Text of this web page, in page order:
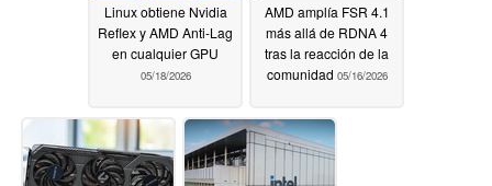
Linux obtiene Nvidia
Reflex y AMD Anti-Lag
en cualquier GPU
05/18/2026
AMD amplía FSR 4.1
más allá de RDNA 4
tras la reacción de la
comunidad 05/16/2026